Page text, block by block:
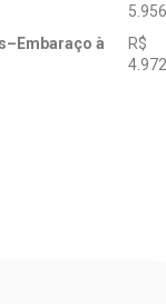
à
R$